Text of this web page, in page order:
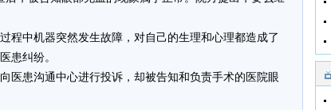
中机器突然发生故障，对自己的生理和心理都造成了
患纠纷。
患沟通中心进行投诉，却被告知和负责手术的医院眼